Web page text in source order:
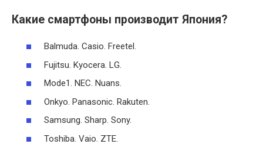
Какие смартфоны производит Япония?
Balmuda. Casio. Freetel.
Fujitsu. Kyocera. LG.
Mode1. NEC. Nuans.
Onkyo. Panasonic. Rakuten.
Samsung. Sharp. Sony.
Toshiba. Vaio. ZTE.